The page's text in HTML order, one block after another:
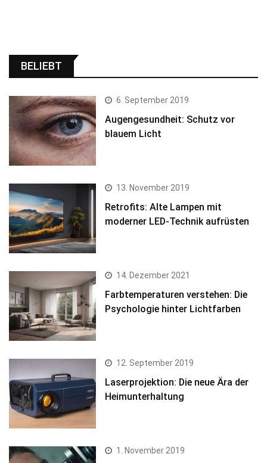
BELIEBT
6. September 2019
Augengesundheit: Schutz vor
blauem Licht
13. November 2019
Retrofits: Alte Lampen mit
moderner LED-Technik aufrüsten
14. Dezember 2021
Farbtemperaturen verstehen: Die
Psychologie hinter Lichtfarben
12. September 2019
Laserprojektion: Die neue Ära der
Heimunterhaltung
1. November 2019